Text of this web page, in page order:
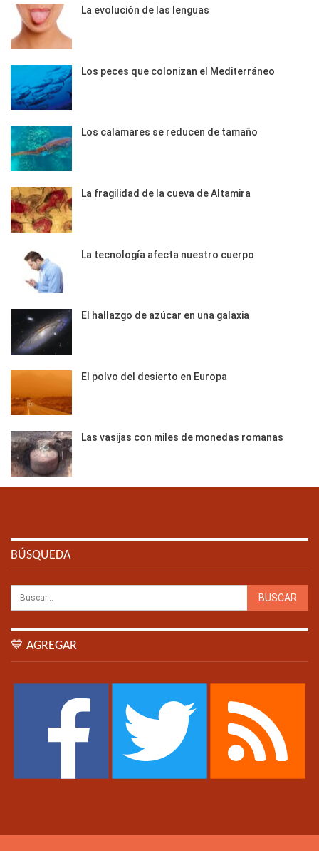
La evolución de las lenguas
Los peces que colonizan el Mediterráneo
Los calamares se reducen de tamaño
La fragilidad de la cueva de Altamira
La tecnología afecta nuestro cuerpo
El hallazgo de azúcar en una galaxia
El polvo del desierto en Europa
Las vasijas con miles de monedas romanas
BÚSQUEDA
💙 AGREGAR